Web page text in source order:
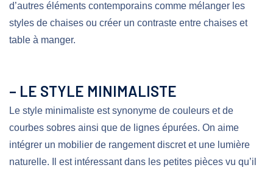
d’autres éléments contemporains comme mélanger les
styles de chaises ou créer un contraste entre chaises et
table à manger.
– LE STYLE MINIMALISTE
Le style minimaliste est synonyme de couleurs et de
courbes sobres ainsi que de lignes épurées. On aime
intégrer un mobilier de rangement discret et une lumière
naturelle. Il est intéressant dans les petites pièces vu qu’il